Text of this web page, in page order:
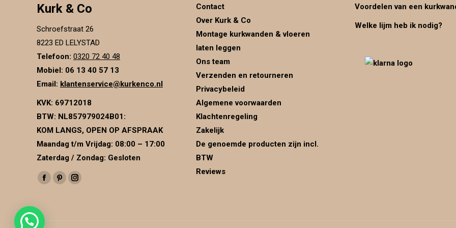
Kurk & Co
Schroefstraat 26
8223 ED LELYSTAD
Telefoon: 0320 72 40 48
Mobiel: 06 13 40 57 13
Email: klantenservice@kurkenco.nl
KVK: 69712018
BTW: NL857979024B01 :
KOM LANGS, OPEN OP AFSPRAAK
Maandag t/m Vrijdag: 08:00 – 17:00
Zaterdag / Zondag: Gesloten
Vind ons op:
Facebook
in
PinterestInstagram
Contact
Over Kurk & Co
Montage kurkwanden & vloeren
laten leggen
Ons team
Verzenden en retourneren
Privacybeleid
Algemene voorwaarden
Klachtenregeling
Zakelijk
De genoemde producten zijn incl.
BTW
Reviews
Voordelen van een
Welke lijm heb ik nodig?